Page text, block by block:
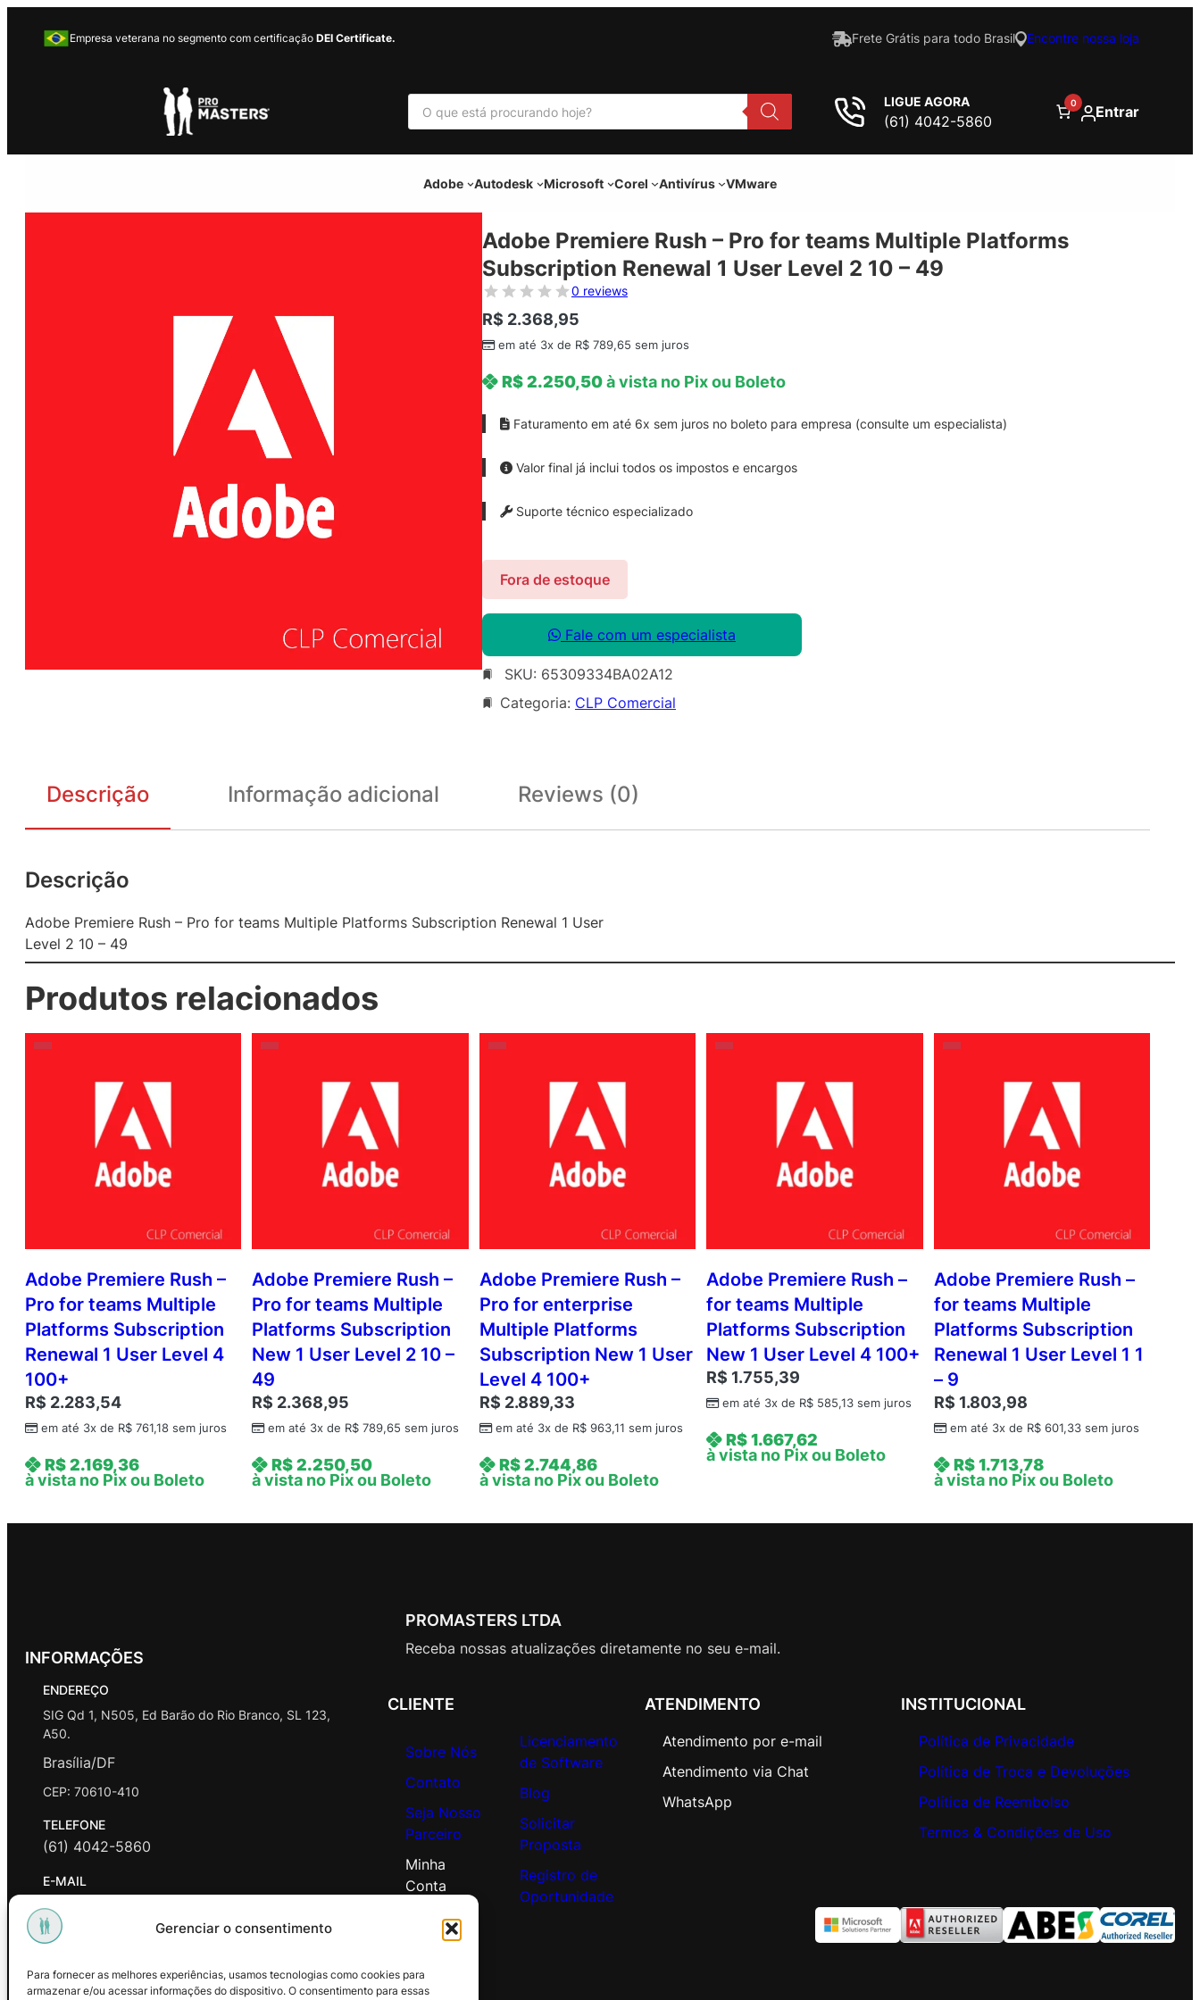
Gerenciar o consentimento
Para fornecer as melhores experiências, usamos tecnologias como cookies para
armazenar e/ou acessar informações do dispositivo. O consentimento para essas
Empresa veterana no segmento com certificação DEI Certificate. Frete Grátis para todo Brasil Encontre nossa loja
P
s
u
r
LIGUE AGORA
(61) 4042-5860
0 Entrar
Adobe Autodesk Microsoft Corel Antivírus VMware
Adobe Premiere Rush – Pro for teams Multiple Platforms
Subscription Renewal 1 User Level 2 10 – 49
0 reviews
R$ 2.368,95
em até 3x de R$ 789,65 sem juros
R$2.250,50à vista no Pix ou Boleto
Faturamento em até 6x sem juros no boleto para empresa (consulte um especialista)
Valor final já inclui todos os impostos e encargos
Suporte técnico especializado
Fora de estoque
Fale com um especialista
SKU: 65309334BA02A12
Categoria: CLP Comercial
Descrição Informação adicional Reviews (0)
Descrição
Adobe Premiere Rush – Pro for teams Multiple Platforms Subscription Renewal 1 User
Level 2 10 – 49
Produtos relacionados
Adobe Premiere Rush –
Pro for teams Multiple
Platforms Subscription
Renewal 1 User Level 4
100+
R$ 2.283,54
em até 3x de R$ 761,18 sem juros
R$2.169,36
à vista no Pix ou Boleto
Adobe Premiere Rush –
Pro for teams Multiple
Platforms Subscription
New 1 User Level 2 10 –
49
R$ 2.368,95
em até 3x de R$ 789,65 sem juros
R$2.250,50
à vista no Pix ou Boleto
Adobe Premiere Rush –
Pro for enterprise
Multiple Platforms
Subscription New 1 User
Level 4 100+
R$ 2.889,33
em até 3x de R$963,11 sem juros
R$2.744,86
à vista no Pix ou Boleto
Adobe Premiere Rush –
for teams Multiple
Platforms Subscription
New 1 User Level 4 100+
R$ 1.755,39
em até 3x de R$ 585,13 sem juros
R$1.667,62
à vista no Pix ou Boleto
Adobe Premiere Rush –
for teams Multiple
Platforms Subscription
Renewal 1 User Level 1 1
– 9
R$ 1.803,98
em até 3x de R$601,33sem juros
R$1.713,78
à vista no Pix ou Boleto
INFORMAÇÕES
ENDEREÇO
SIG Qd 1, N505, Ed Barão do Rio Branco, SL 123,
A50.
Brasília/DF
CEP: 70610-410
TELEFONE
(61) 4042-5860
E-MAIL
contato@promasters.net.br
HORÁRIO DE ATENDIMENTO
PROMASTERS LTDA
Receba nossas atualizações diretamente no seu e-mail.
CLIENTE
Sobre Nós
Contato
Seja Nosso
Parceiro
Minha
Conta
Licenciamento
de Software
Blog
Solicitar
Proposta
Registro de
Oportunidade
ATENDIMENTO
Atendimento por e-mail
Atendimento via Chat
WhatsApp
INSTITUCIONAL
Política de Privacidade
Política de Troca e Devoluções
Política de Reembolso
Termos & Condições de Uso